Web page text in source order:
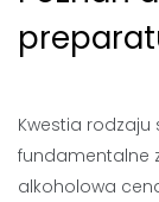
Kwestia
fundamentalne
alkoholowa